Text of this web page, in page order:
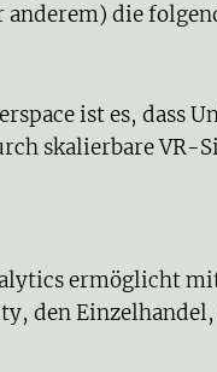
die
ist es, dass
skalierbare
ermöglicht
den